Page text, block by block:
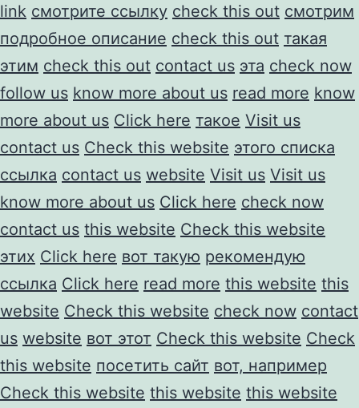
link смотрите ссылку check this out смотрим
подробное описание check this out такая
этим check this out contact us эта check now
follow us know more about us read more know
more about us Click here такое Visit us
contact us Check this website этого списка
ссылка contact us website Visit us Visit us
know more about us Click here check now
contact us this website Check this website
этих Click here вот такую рекомендую
ссылка Click here read more this website this
website Check this website check now contact
us website вот этот Check this website Check
this website посетить сайт вот, например
Check this website this website this website